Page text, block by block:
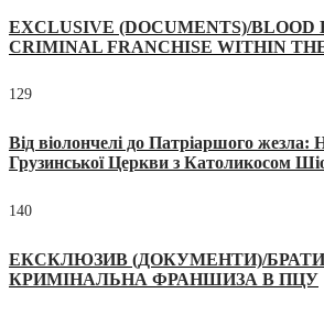
EXCLUSIVE (DOCUMENTS)/BLOOD
CRIMINAL FRANCHISE WITHIN
129
Від віолончелі до Патріаршого
Грузинської Церкви з Католикосом
140
ЕКСКЛЮЗИВ (ДОКУМЕНТИ)/БРАТИ
КРИМІНАЛЬНА ФРАНШИЗА В ПЦУ